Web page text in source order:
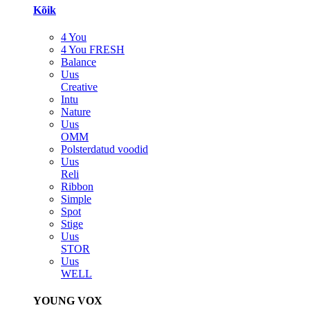
Kõik
4 You
4 You FRESH
Balance
Uus
Creative
Intu
Nature
Uus
OMM
Polsterdatud voodid
Uus
Reli
Ribbon
Simple
Spot
Stige
Uus
STOR
Uus
WELL
YOUNG VOX